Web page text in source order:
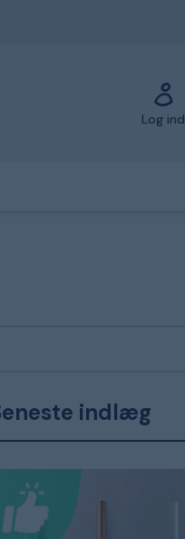
Log ind
indlæg